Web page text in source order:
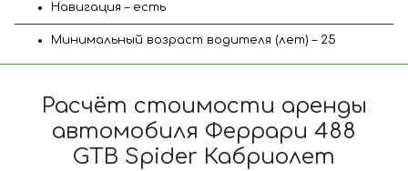
Навигация – есть
Минимальный возраст водителя (лет) – 25
Расчёт стоимости аренды
автомобиля Феррари 488
GTB Spider Кабриолет